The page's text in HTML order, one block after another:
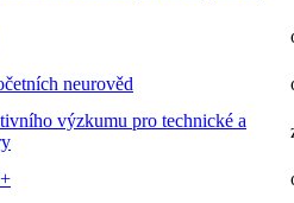
neurověd
výzkumu pro technické a